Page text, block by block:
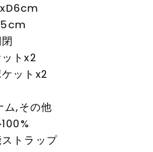
トx2
ットx2
ム,その他
トラップ